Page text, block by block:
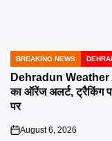
POSTED
IN
BREAKING NEWS
Dehradun Weather
का ऑरेंज अलर्ट, ट्रैकिंग
पर
on
August 6, 2026